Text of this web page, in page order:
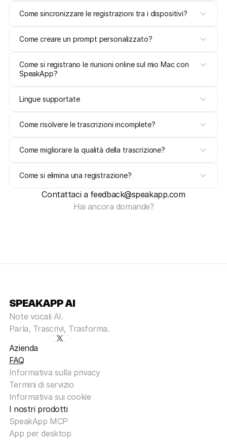
Come sincronizzare le registrazioni tra i dispositivi?
Come creare un prompt personalizzato?
Come si registrano le riunioni online sul mio Mac con
SpeakApp?
Lingue supportate
Come risolvere le trascrizioni incomplete?
Come migliorare la qualità della trascrizione?
Come si elimina una registrazione?
Hai ancora domande?
Contattaci a feedback@speakapp.com
SPEAKAPP AI
Note vocali AI.
Parla, Trascrivi, Trasforma.
Azienda
FAQ
Informativa sulla privacy
Termini di servizio
Informativa sui cookie
I nostri prodotti
SpeakApp MCP
App per desktop